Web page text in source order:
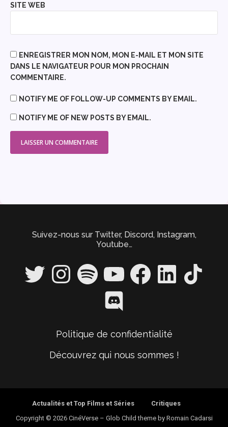
SITE WEB
ENREGISTRER MON NOM, MON E-MAIL ET MON SITE
DANS LE NAVIGATEUR POUR MON PROCHAIN
COMMENTAIRE.
NOTIFY ME OF FOLLOW-UP COMMENTS BY EMAIL.
NOTIFY ME OF NEW POSTS BY EMAIL.
Suivez-nous sur Twitter, Discord, Instagram,
Youtube…
Twitter InstagramSpotify YouTube FacebookLinkedIn TikTok
Discord
Politique de confidentialité
Découvrez qui nous sommes !
Actualités et Top Films et Séries
Critiques
Copyright © 2026 CinéVerse – Glob Child theme by Romain Cadarsi